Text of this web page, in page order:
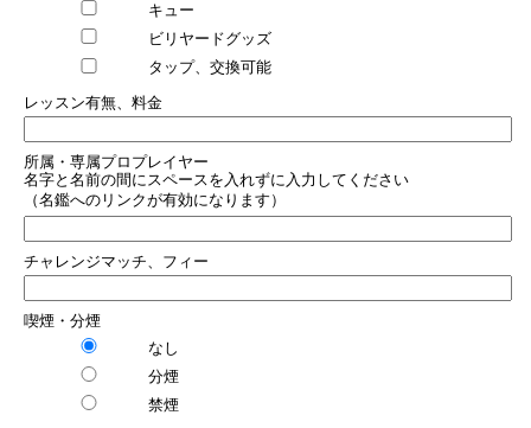
キュー
ビリヤードグッズ
タップ、交換可能
レッスン有無、料金
所属・専属プロプレイヤー
名字と名前の間にスペースを入れずに入力してください
（名鑑へのリンクが有効になります）
チャレンジマッチ、フィー
喫煙・分煙
なし
分煙
禁煙